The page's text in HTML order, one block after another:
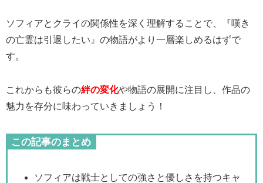
ソフィアとクライの関係性を深く理解することで、『嘆き
の亡霊は引退したい』の物語がより一層楽しめるはずで
す。
これからも彼らの絆の変化や物語の展開に注目し、作品の
魅力を存分に味わっていきましょう！
この記事のまとめ
ソフィアは戦士としての強さと優しさを持つキャ